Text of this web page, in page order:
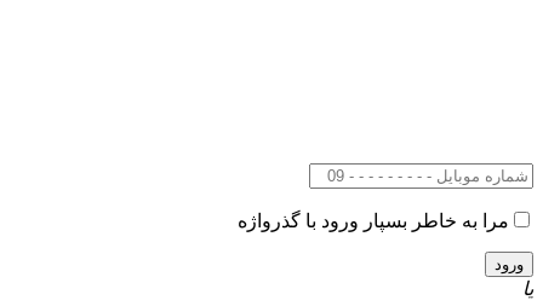
مرا به خاطر بسپار ورود با گذرواژه
یا